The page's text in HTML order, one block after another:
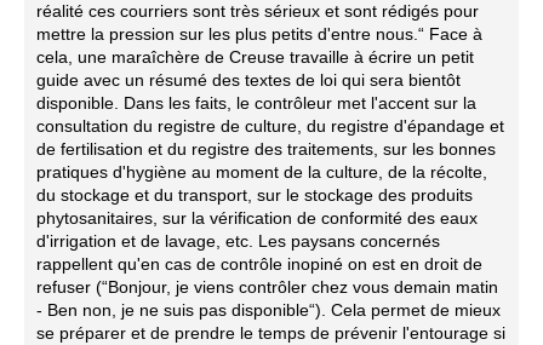
réalité ces courriers sont très sérieux et sont rédigés pour
mettre la pression sur les plus petits d'entre nous.“ Face à
cela, une maraîchère de Creuse travaille à écrire un petit
guide avec un résumé des textes de loi qui sera bientôt
disponible. Dans les faits, le contrôleur met l'accent sur la
consultation du registre de culture, du registre d'épandage et
de fertilisation et du registre des traitements, sur les bonnes
pratiques d'hygiène au moment de la culture, de la récolte,
du stockage et du transport, sur le stockage des produits
phytosanitaires, sur la vérification de conformité des eaux
d'irrigation et de lavage, etc. Les paysans concernés
rappellent qu'en cas de contrôle inopiné on est en droit de
refuser (“Bonjour, je viens contrôler chez vous demain matin
- Ben non, je ne suis pas disponible“). Cela permet de mieux
se préparer et de prendre le temps de prévenir l'entourage si